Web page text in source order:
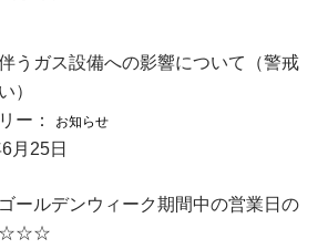
うガス設備への影響について（警戒
）
ー：
お知らせ
月25日
ルデンウィーク期間中の営業日の
☆☆☆